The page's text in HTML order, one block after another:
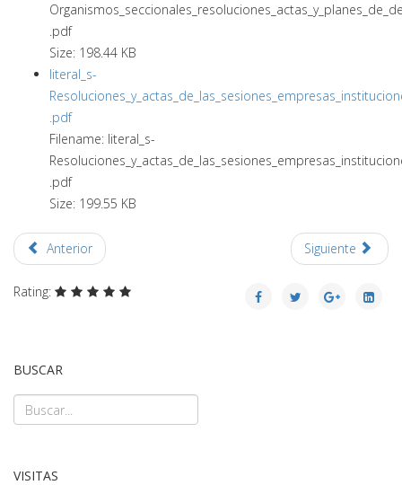
.pdf
Size: 198.44 KB
literal_s-
.pdf
Filename: literal_s-
.pdf
Size: 199.55 KB
Anterior Siguiente
Rating:
BUSCAR
VISITAS